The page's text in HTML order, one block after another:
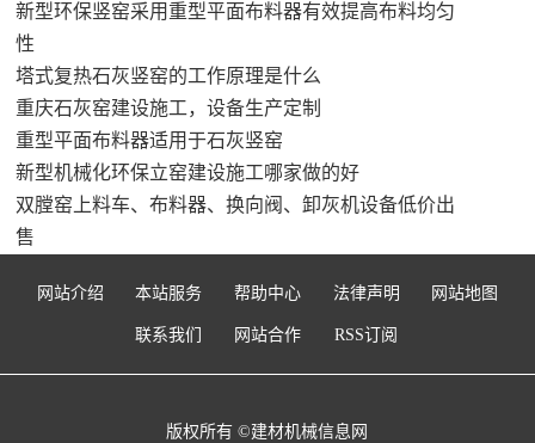
新型环保竖窑采用重型平面布料器有效提高布料均匀
性
塔式复热石灰竖窑的工作原理是什么
重庆石灰窑建设施工，设备生产定制
重型平面布料器适用于石灰竖窑
新型机械化环保立窑建设施工哪家做的好
双膛窑上料车、布料器、换向阀、卸灰机设备低价出
售
网站介绍 本站服务 帮助中心 法律声明 网站地图
联系我们 网站合作 RSS订阅
版权所有 ©建材机械信息网